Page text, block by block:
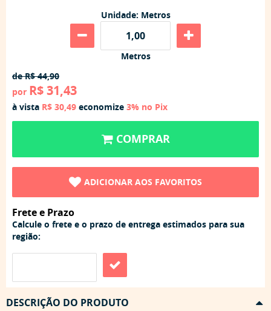
Unidade: Metros
Metros
de R$ 44,90
por R$ 31,43
à vista R$ 30,49 economize 3% no Pix
COMPRAR
ADICIONAR AOS FAVORITOS
Frete e Prazo
Calcule o frete e o prazo de entrega estimados para sua
região:
DESCRIÇÃO DO PRODUTO